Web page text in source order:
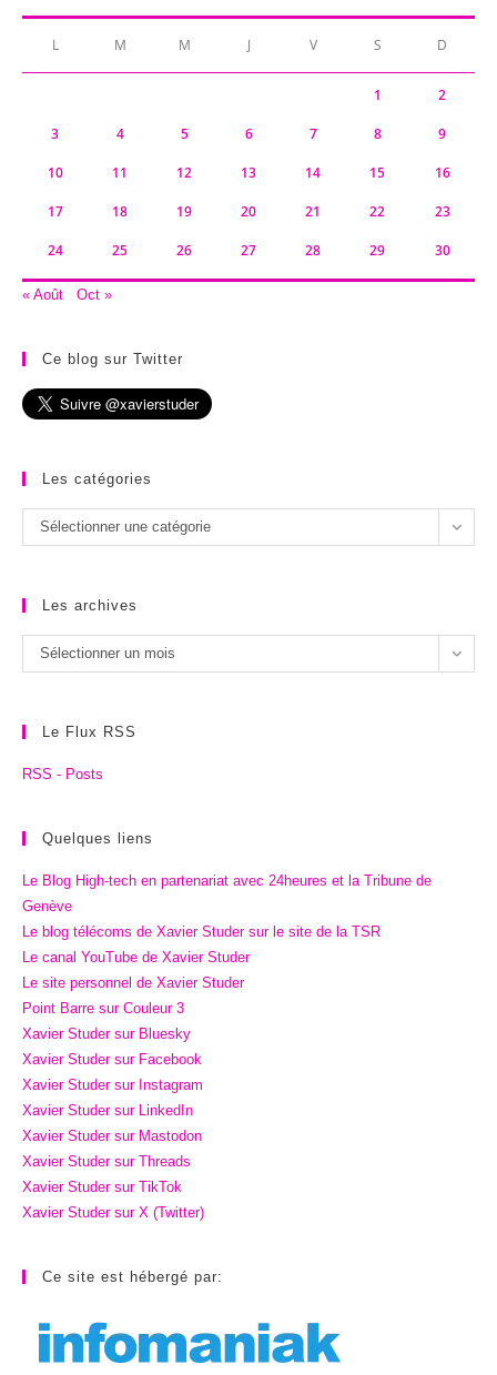
L M M J V S D
1 2
3 4 5 6 7 8 9
10 11 12 13 14 15 16
17 18 19 20 21 22 23
24 25 26 27 28 29 30
« Août Oct »
Ce blog sur Twitter
Les catégories
Les
catégories
Sélectionner une catégorie
Les archives
Les
archives
Sélectionner un mois
Le Flux RSS
RSS - Posts
Quelques liens
Le Blog High-tech en partenariat avec 24heures et la Tribune de
Genève
Le blog télécoms de Xavier Studer sur le site de la TSR
Le canal YouTube de Xavier Studer
Le site personnel de Xavier Studer
Point Barre sur Couleur 3
Xavier Studer sur Bluesky
Xavier Studer sur Facebook
Xavier Studer sur Instagram
Xavier Studer sur LinkedIn
Xavier Studer sur Mastodon
Xavier Studer sur Threads
Xavier Studer sur TikTok
Xavier Studer sur X (Twitter)
Ce site est hébergé par: